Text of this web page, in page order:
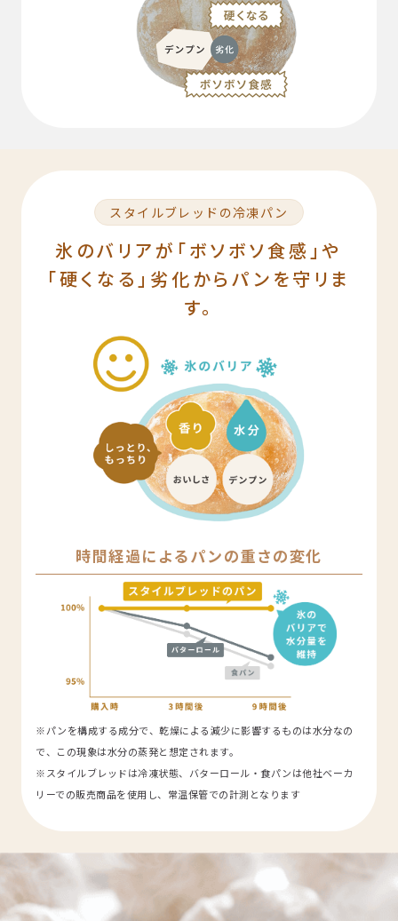
スタイルブレッドの冷凍パン
氷のバリアが「ボソボソ食感」や
「硬くなる」劣化からパンを守リま
す。
時間経過によるパンの重さの変化
※パンを構成する成分で、乾燥による減少に影響するものは水分なの
で、この現象は水分の蒸発と想定されます。
※スタイルブレッドは冷凍状態、バターロール・食パンは他社ベーカ
リーでの販売商品を使用し、常温保管での計測となります